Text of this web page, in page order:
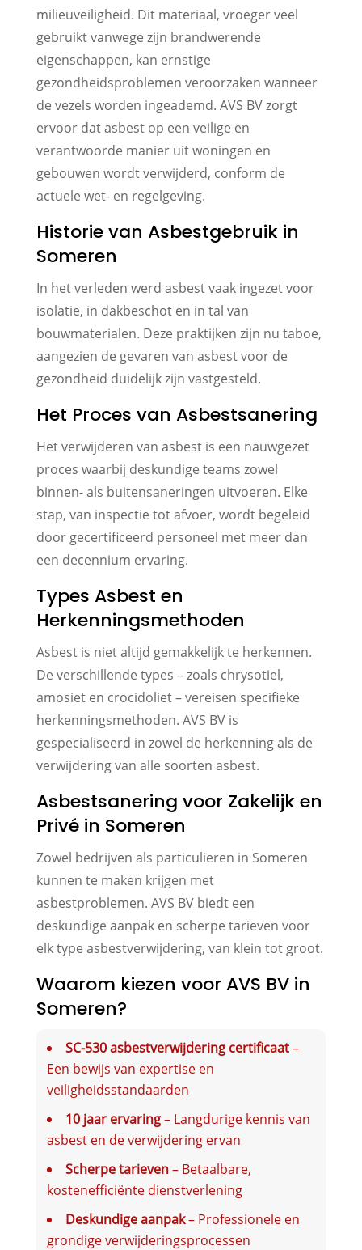
milieuveiligheid. Dit materiaal, vroeger veel
gebruikt vanwege zijn brandwerende
eigenschappen, kan ernstige
gezondheidsproblemen veroorzaken wanneer
de vezels worden ingeademd. AVS BV zorgt
ervoor dat asbest op een veilige en
verantwoorde manier uit woningen en
gebouwen wordt verwijderd, conform de
actuele wet- en regelgeving.
Historie van Asbestgebruik in
Someren
In het verleden werd asbest vaak ingezet voor
isolatie, in dakbeschot en in tal van
bouwmaterialen. Deze praktijken zijn nu taboe,
aangezien de gevaren van asbest voor de
gezondheid duidelijk zijn vastgesteld.
Het Proces van Asbestsanering
Het verwijderen van asbest is een nauwgezet
proces waarbij deskundige teams zowel
binnen- als buitensaneringen uitvoeren. Elke
stap, van inspectie tot afvoer, wordt begeleid
door gecertificeerd personeel met meer dan
een decennium ervaring.
Types Asbest en
Herkenningsmethoden
Asbest is niet altijd gemakkelijk te herkennen.
De verschillende types – zoals chrysotiel,
amosiet en crocidoliet – vereisen specifieke
herkenningsmethoden. AVS BV is
gespecialiseerd in zowel de herkenning als de
verwijdering van alle soorten asbest.
Asbestsanering voor Zakelijk en
Privé in Someren
Zowel bedrijven als particulieren in Someren
kunnen te maken krijgen met
asbestproblemen. AVS BV biedt een
deskundige aanpak en scherpe tarieven voor
elk type asbestverwijdering, van klein tot groot.
Waarom kiezen voor AVS BV in
Someren?
SC-530 asbestverwijdering certificaat–
Een bewijs van expertise en
veiligheidsstandaarden
10 jaar ervaring– Langdurige kennis van
asbest en de verwijdering ervan
Scherpe tarieven– Betaalbare,
kostenefficiënte dienstverlening
Deskundige aanpak– Professionele en
grondige verwijderingsprocessen